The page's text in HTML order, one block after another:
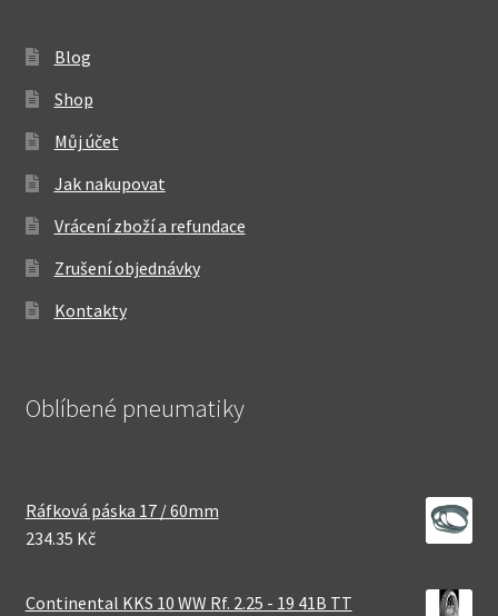
Blog
Shop
Můj účet
Jak nakupovat
Vrácení zboží a refundace
Zrušení objednávky
Kontakty
Oblíbené pneumatiky
Ráfková páska 17 / 60mm
234.35 Kč
Continental KKS 10 WW Rf. 2.25 - 19 41B TT